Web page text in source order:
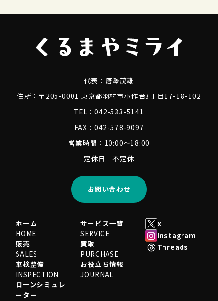
代表： 唐澤茂雄
住所：〒205-0001 東京都羽村市小作台3丁目17-18-102
TEL：042-533-5141
FAX：042-578-9097
営業時間：10:00～18:00
定休日：不定休
お問い合わせ
ホーム
HOME
販売
SALES
車検整備
INSPECTION
ローンシミュレ
ーター
サービス一覧
SERVICE
買取
PURCHASE
お役立ち情報
JOURNAL
X
Instagram
Threads